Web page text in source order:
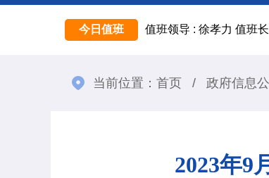
今日值班 值班领导 : 徐孝力 值班
当前位置： 首页 / 政府信息
2023年9